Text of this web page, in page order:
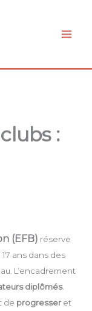
:
(EFB) réserve
ans dans des
L’encadrement
diplômés.
de progresser et